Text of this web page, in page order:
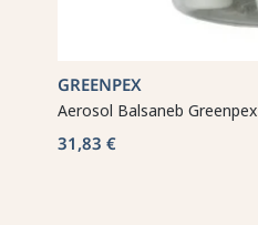
GREENPEX
Aerosol Balsaneb Greenpex
31,83 €